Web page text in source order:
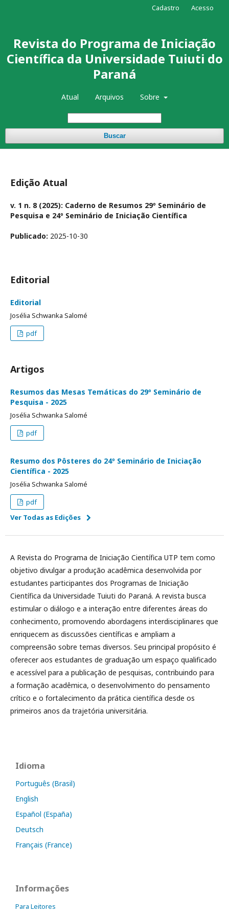
Revista do Programa de Iniciação
Científica da Universidade Tuiuti do
Paraná
Atual Arquivos Sobre
Buscar
Cadastro Acesso
Edição Atual
v. 1 n. 8 (2025): Caderno de Resumos 29º Seminário de
Pesquisa e 24º Seminário de Iniciação Científica
Publicado: 2025-10-30
Editorial
Editorial
Josélia Schwanka Salomé
pdf
Artigos
Resumos das Mesas Temáticas do 29º Seminário de
Pesquisa - 2025
Josélia Schwanka Salomé
pdf
Resumo dos Pôsteres do 24º Seminário de Iniciação
Científica - 2025
Josélia Schwanka Salomé
pdf
Ver Todas as Edições
A Revista do Programa de Iniciação Científica UTP tem como
objetivo divulgar a produção acadêmica desenvolvida por
estudantes participantes dos Programas de Iniciação
Científica da Universidade Tuiuti do Paraná. A revista busca
estimular o diálogo e a interação entre diferentes áreas do
conhecimento, promovendo abordagens interdisciplinares que
enriquecem as discussões científicas e ampliam a
compreensão sobre temas diversos. Seu principal propósito é
oferecer aos estudantes de graduação um espaço qualificado
e acessível para a publicação de pesquisas, contribuindo para
a formação acadêmica, o desenvolvimento do pensamento
crítico e o fortalecimento da prática científica desde os
primeiros anos da trajetória universitária.
Idioma
Português (Brasil)
English
Español (España)
Deutsch
Français (France)
Informações
Para Leitores